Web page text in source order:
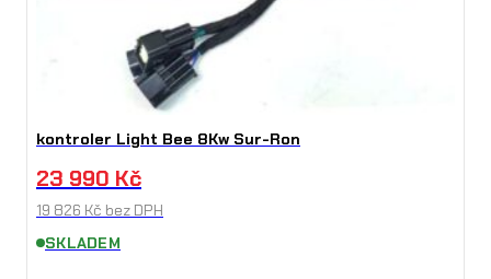
kontroler Light Bee 8Kw Sur-Ron
23 990 Kč
19 826 Kč bez DPH
SKLADEM